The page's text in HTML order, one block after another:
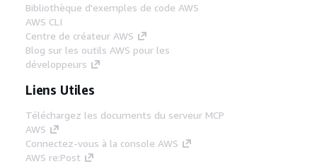
Bibliothèque d'exemples de code AWS
AWS CLI
Centre de créateur AWS
Blog sur les outils AWS pour les
développeurs
Liens Utiles
Téléchargez les documents du serveur MCP
AWS
Connectez-vous à la console AWS
AWS re:Post